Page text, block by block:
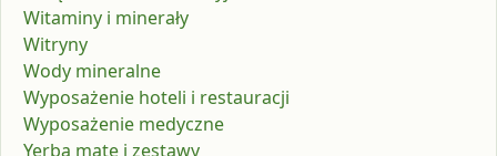
Witaminy i minerały
Witryny
Wody mineralne
Wyposażenie hoteli i restauracji
Wyposażenie medyczne
Yerba mate i zestawy